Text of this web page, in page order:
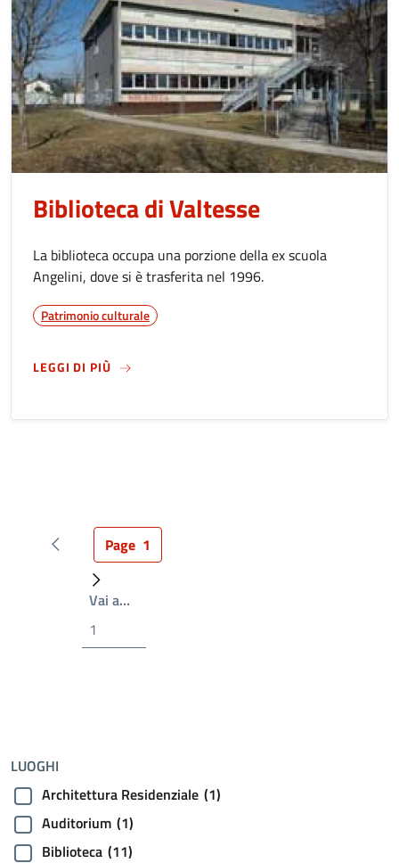
Biblioteca di Valtesse
La biblioteca occupa una porzione della ex scuola
Angelini, dove si è trasferita nel 1996.
Patrimonio culturale
LEGGI DI PIÙSUBIBLIOTECA DI VALTESSE
Pagina precedentePagina attuale
Page 1
Prossima pagina
Vai a…
LUOGHI
Architettura Residenziale (1)
Auditorium (1)
Biblioteca (11)